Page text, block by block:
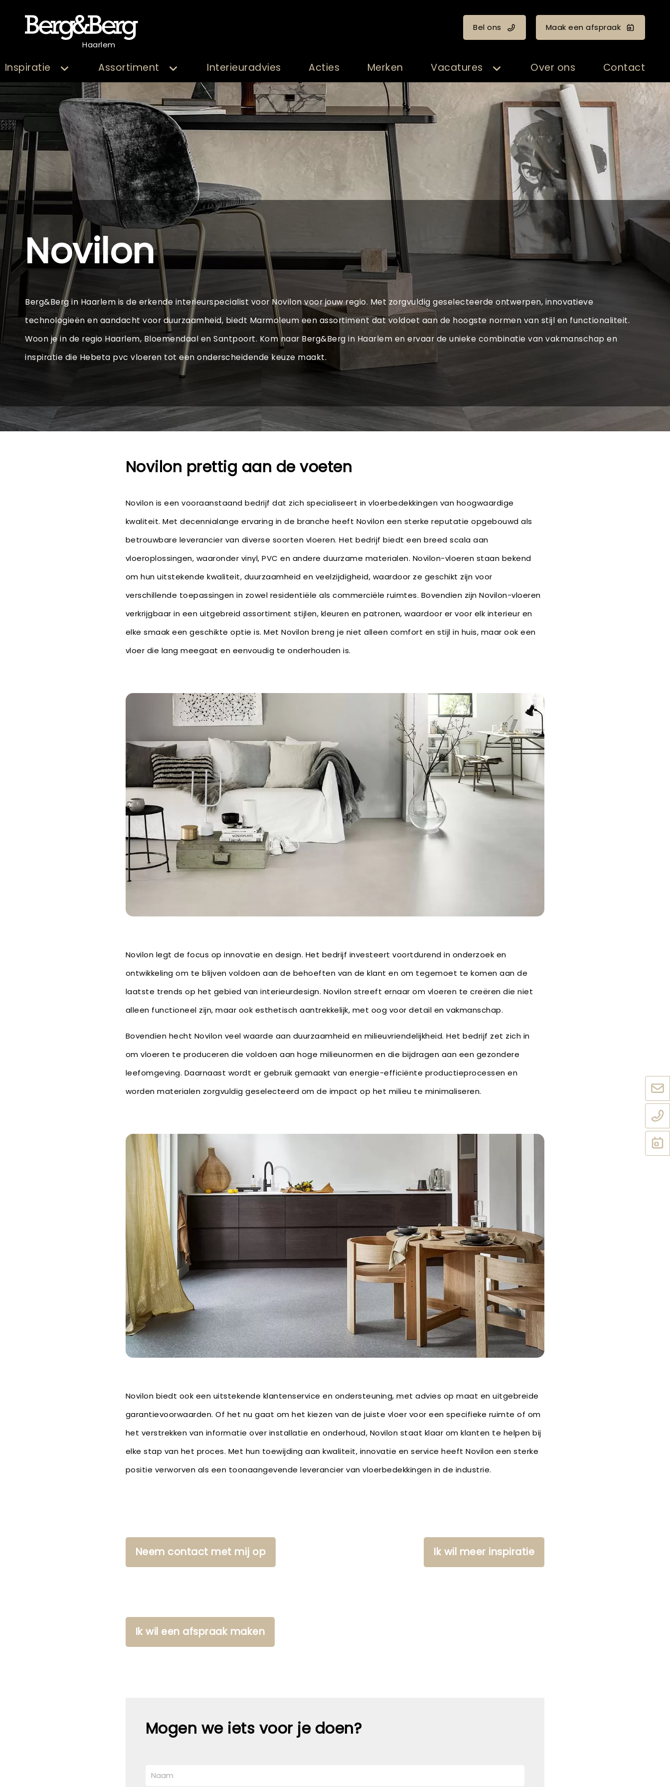
Haarlem
Bel ons Maak een afspraak
Inspiratie Assortiment Interieuradvies Acties Merken Vacatures Over ons Contact
Novilon
Berg&Berg in Haarlem is de erkende interieurspecialist voor Novilon voor jouw regio. Met zorgvuldig geselecteerde ontwerpen, innovatieve
technologieën en aandacht voor duurzaamheid, biedt Marmoleum een assortiment dat voldoet aan de hoogste normen van stijl en functionaliteit.
Woon je in de regio Haarlem, Bloemendaal en Santpoort. Kom naar Berg&Berg in Haarlem en ervaar de unieke combinatie van vakmanschap en
inspiratie die Hebeta pvc vloeren tot een onderscheidende keuze maakt.
Novilon prettig aan de voeten
Novilon is een vooraanstaand bedrijf dat zich specialiseert in vloerbedekkingen van hoogwaardige
kwaliteit. Met decennialange ervaring in de branche heeft Novilon een sterke reputatie opgebouwd als
betrouwbare leverancier van diverse soorten vloeren. Het bedrijf biedt een breed scala aan
vloeroplossingen, waaronder vinyl, PVC en andere duurzame materialen. Novilon-vloeren staan bekend
om hun uitstekende kwaliteit, duurzaamheid en veelzijdigheid, waardoor ze geschikt zijn voor
verschillende toepassingen in zowel residentiële als commerciële ruimtes. Bovendien zijn Novilon-vloeren
verkrijgbaar in een uitgebreid assortiment stijlen, kleuren en patronen, waardoor er voor elk interieur en
elke smaak een geschikte optie is. Met Novilon breng je niet alleen comfort en stijl in huis, maar ook een
vloer die lang meegaat en eenvoudig te onderhouden is.
Novilon legt de focus op innovatie en design. Het bedrijf investeert voortdurend in onderzoek en
ontwikkeling om te blijven voldoen aan de behoeften van de klant en om tegemoet te komen aan de
laatste trends op het gebied van interieurdesign. Novilon streeft ernaar om vloeren te creëren die niet
alleen functioneel zijn, maar ook esthetisch aantrekkelijk, met oog voor detail en vakmanschap.
Bovendien hecht Novilon veel waarde aan duurzaamheid en milieuvriendelijkheid. Het bedrijf zet zich in
om vloeren te produceren die voldoen aan hoge milieunormen en die bijdragen aan een gezondere
leefomgeving. Daarnaast wordt er gebruik gemaakt van energie-efficiënte productieprocessen en
worden materialen zorgvuldig geselecteerd om de impact op het milieu te minimaliseren.
Novilon biedt ook een uitstekende klantenservice en ondersteuning, met advies op maat en uitgebreide
garantievoorwaarden. Of het nu gaat om het kiezen van de juiste vloer voor een specifieke ruimte of om
het verstrekken van informatie over installatie en onderhoud, Novilon staat klaar om klanten te helpen bij
elke stap van het proces. Met hun toewijding aan kwaliteit, innovatie en service heeft Novilon een sterke
positie verworven als een toonaangevende leverancier van vloerbedekkingen in de industrie.
Neem contact met mij op Ik wil meer inspiratie
Ik wil een afspraak maken
Mogen we iets voor je doen?